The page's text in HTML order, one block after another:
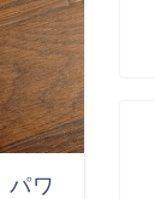
パワ